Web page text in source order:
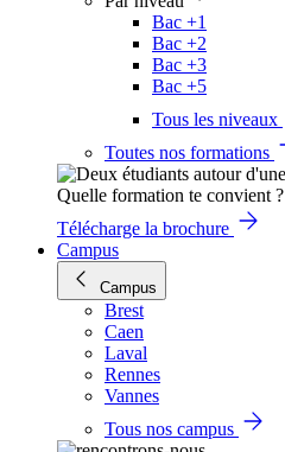
Bac +1
Bac +2
Bac +3
Bac +5
Tous les niveaux
Toutes nos formations
Quelle formation te convient ?
Télécharge la brochure
Campus
Campus
Brest
Caen
Laval
Rennes
Vannes
Tous nos campus